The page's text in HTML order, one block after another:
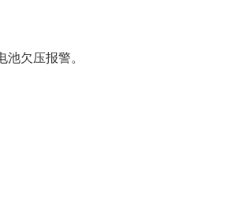
欠压报警。